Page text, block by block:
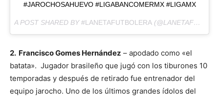
#JAROCHOSAHUEVO #LIGABANCOMERMX #LIGAMX
A POST SHARED BY#LANETAFUTBOLERA (@LANETAFUTBOLERA) ON
2. Francisco Gomes Hernández – apodado como «el
batata». Jugador brasileño que jugó con los tiburones 10
temporadas y después de retirado fue entrenador del
equipo jarocho. Uno de los últimos grandes ídolos del